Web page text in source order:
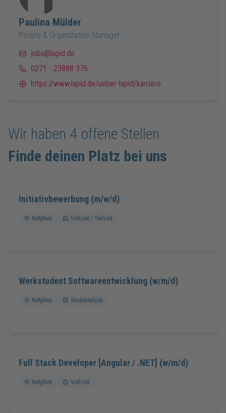
Paulina Mülder
People & Organization Manager
jobs@lapid.de
0271 - 23888 376
https://www.lapid.de/ueber-lapid/karriere
Wir haben 4 offene Stellen
Finde deinen Platz bei uns
Initiativbewerbung (m/w/d)
Netphen Vollzeit / Teilzeit
Werkstudent Softwareentwicklung (w/m/d)
Netphen Studentenjob
Full Stack Developer [Angular / .NET] (w/m/d)
Netphen Vollzeit